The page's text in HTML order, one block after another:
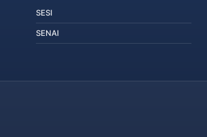
SESI
SENAI